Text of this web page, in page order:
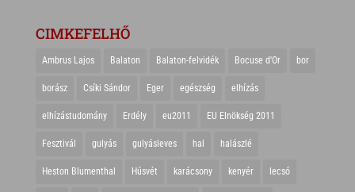
CIMKEFELHŐ
Ambrus Lajos Balaton Balaton-felvidék Bocuse d'Or bor
borász Csíki Sándor Eger egészség elhízás
elhízástudomány Erdély eu2011 EU Elnökség 2011
Fesztivál gulyás gulyásleves hal halászlé
Heston Blumenthal Húsvét karácsony kenyér lecsó